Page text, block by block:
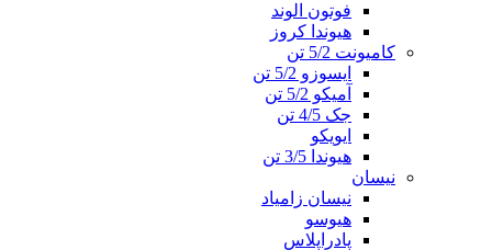
فوتون الوند
هیوندا کروز
کامیونت 5/2 تن
ایسوزو 5/2 تن
آمیکو 5/2 تن
جک 4/5 تن
ایویکو
هیوندا 3/5 تن
نیسان
نیسان زامیاد
هیوسو
پادراپلاس